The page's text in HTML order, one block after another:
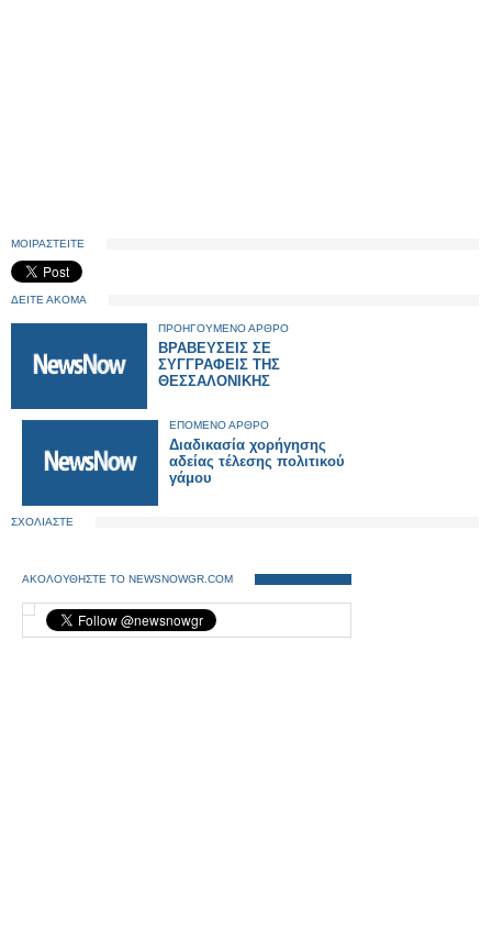
ΜΟΙΡΑΣΤΕΙΤΕ
ΔΕΙΤΕ ΑΚΟΜΑ
ΠΡΟΗΓΟΥΜΕΝΟ ΑΡΘΡΟ
ΒΡΑΒΕΥΣΕΙΣ ΣΕ
ΣΥΓΓΡΑΦΕΙΣ ΤΗΣ
ΘΕΣΣΑΛΟΝΙΚΗΣ
ΕΠΟΜΕΝΟ ΑΡΘΡΟ
Διαδικασία χορήγησης
αδείας τέλεσης πολιτικού
γάμου
ΣΧΟΛΙΑΣΤΕ
ΑΚΟΛΟΥΘΗΣΤΕ ΤΟ NEWSNOWGR.COM